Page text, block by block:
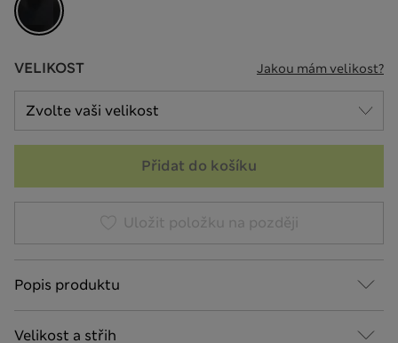
VELIKOST Jakou mám velikost?
Přidat do košíku
Uložit položku na později
Popis produktu
Velikost a střih